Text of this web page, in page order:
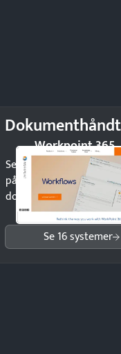
Workpoint 365
Send kontrakter til
på minutter og mist
dokumenter.
Se 16 systemer